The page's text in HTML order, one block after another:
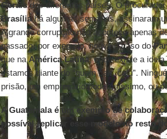
Geraisdos diferentes países. O
Brasíliahá algumas semanas, assinaram
A grande corrupção não acontece apenas
passado, por exemplo, houve o caso do
que naAmérica Latina, onde existe a
estamos diante do “quem cair, caiu”.
prisão, um empresário poderosíssimo, ou
A Guatemala é um exemplo de
possível replicar esse modelo no resto